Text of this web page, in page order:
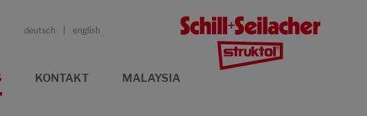
deutsch english
KONTAKT MALAYSIA